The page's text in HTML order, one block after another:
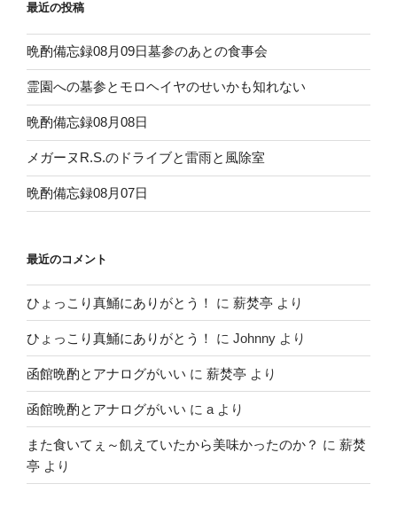
最近の投稿
晩酌備忘録08月09日墓参のあとの食事会
霊園への墓参とモロヘイヤのせいかも知れない
晩酌備忘録08月08日
メガーヌR.S.のドライブと雷雨と風除室
晩酌備忘録08月07日
最近のコメント
ひょっこり真鯒にありがとう！ に 薪焚亭 より
ひょっこり真鯒にありがとう！ に Johnny より
函館晩酌とアナログがいい に 薪焚亭 より
函館晩酌とアナログがいい に a より
また食いてぇ～飢えていたから美味かったのか？ に 薪焚
亭 より